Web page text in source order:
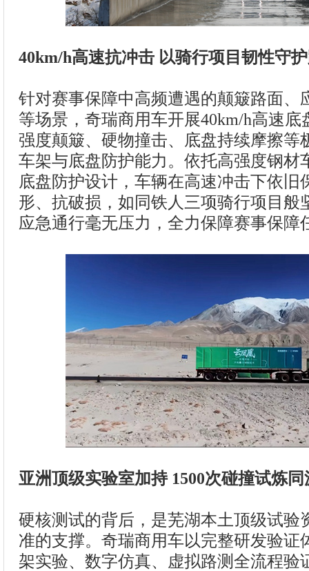
40km/h高速抗冲击 以骑行项目韧性守
针对赛事保障中高频遭遇的颠簸路面、
等场景，奇瑞商用车开展40km/h高速
强度颠簸、硬物撞击、底盘持续摩擦等
车架与底盘防护能力。依托高强度钢材
底盘防护设计，车辆在高速冲击下依旧
形、抗破损，如同铁人三项骑行项目般
应急通行毫无压力，全力保障赛事保障
亚洲顶级实验室加持 1500次碰撞试炼
硬核测试的背后，是芜湖本土顶级试验
准的支撑。奇瑞商用车以完整研发验证
架实验、数字仿真、虚拟路测全流程验